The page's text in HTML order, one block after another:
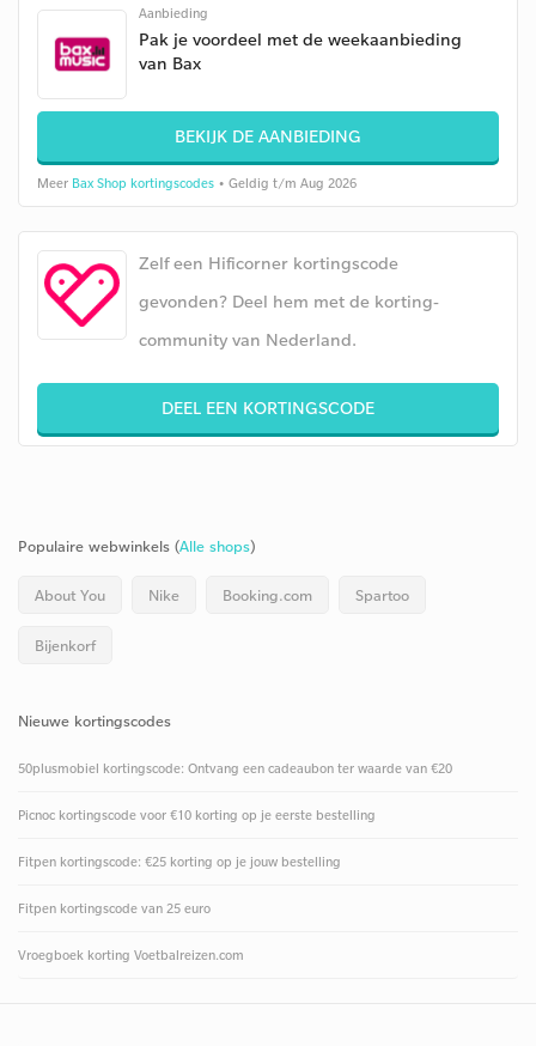
Aanbieding
Pak je voordeel met de weekaanbieding
van Bax
BEKIJK DE AANBIEDING
Meer Bax Shop kortingscodes • Geldig t/m Aug 2026
Zelf een Hificorner kortingscode
gevonden? Deel hem met de korting-
community van Nederland.
DEEL EEN KORTINGSCODE
Populaire webwinkels (Alle shops)
About You Nike Booking.com Spartoo
Bijenkorf
Nieuwe kortingscodes
50plusmobiel kortingscode: Ontvang een cadeaubon ter waarde van €20
Picnoc kortingscode voor €10 korting op je eerste bestelling
Fitpen kortingscode: €25 korting op je jouw bestelling
Fitpen kortingscode van 25 euro
Vroegboek korting Voetbalreizen.com